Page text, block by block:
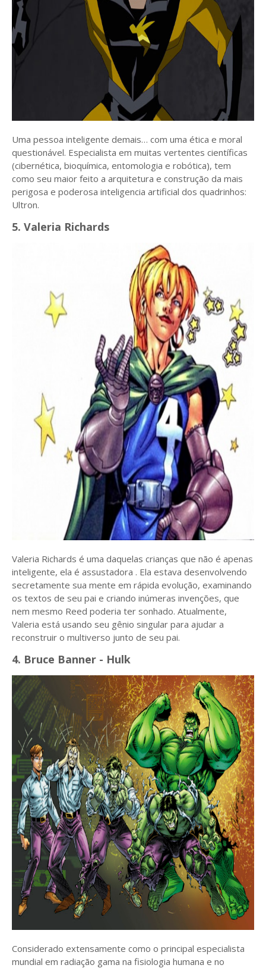
Uma pessoa inteligente demais… com uma ética e moral
questionável. Especialista em muitas vertentes científicas
(cibernética, bioquímica, entomologia e robótica), tem
como seu maior feito a arquitetura e construção da mais
perigosa e poderosa inteligencia artificial dos quadrinhos:
Ultron.
5. Valeria Richards
Valeria Richards é uma daquelas crianças que não é apenas
inteligente, ela é assustadora . Ela estava desenvolvendo
secretamente sua mente em rápida evolução, examinando
os textos de seu pai e criando inúmeras invenções, que
nem mesmo Reed poderia ter sonhado. Atualmente,
Valeria está usando seu gênio singular para ajudar a
reconstruir o multiverso junto de seu pai.
4. Bruce Banner - Hulk
Considerado extensamente como o principal especialista
mundial em radiação gama na fisiologia humana e no